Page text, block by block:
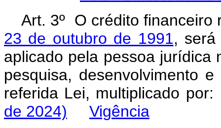
Art. 3º O crédito financeiro
23 de outubro de 1991, será
aplicado pela pessoa jurídica
pesquisa, desenvolvimento
referida Lei, multiplicado
de 2024)
Vigência